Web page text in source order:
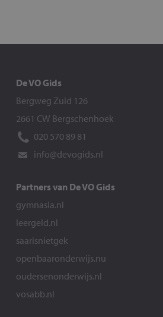
De VO Gids
Bergweg Zuid 126
2661 CW Bergschenhoek
020 570 89 81
info@devogids.nl
Partners van De VO Gids
gymnasia.nl
leergeld.nl
saarisnietgek
openbaaronderwijs.nu
oudersenonderwijs.nl
vosabb.nl